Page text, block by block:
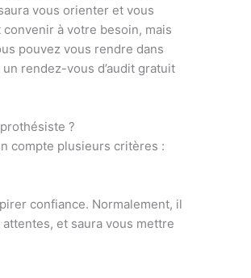
vous orienter et vous
à votre besoin, mais
pouvez vous rendre dans
rendez-vous d’audit gratuit
?
compte plusieurs critères :
confiance. Normalement, il
et saura vous mettre